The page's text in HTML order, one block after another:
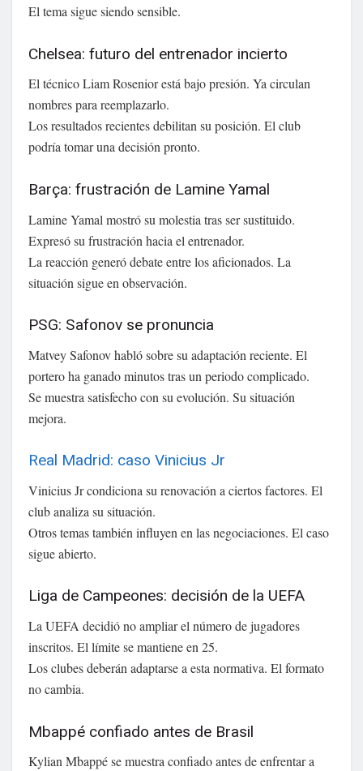
El tema sigue siendo sensible.
Chelsea: futuro del entrenador incierto
El técnico Liam Rosenior está bajo presión. Ya circulan
nombres para reemplazarlo.
Los resultados recientes debilitan su posición. El club
podría tomar una decisión pronto.
Barça: frustración de Lamine Yamal
Lamine Yamal mostró su molestia tras ser sustituido.
Expresó su frustración hacia el entrenador.
La reacción generó debate entre los aficionados. La
situación sigue en observación.
PSG: Safonov se pronuncia
Matvey Safonov habló sobre su adaptación reciente. El
portero ha ganado minutos tras un periodo complicado.
Se muestra satisfecho con su evolución. Su situación
mejora.
Real Madrid: caso Vinicius Jr
Vinicius Jr condiciona su renovación a ciertos factores. El
club analiza su situación.
Otros temas también influyen en las negociaciones. El caso
sigue abierto.
Liga de Campeones: decisión de la UEFA
La UEFA decidió no ampliar el número de jugadores
inscritos. El límite se mantiene en 25.
Los clubes deberán adaptarse a esta normativa. El formato
no cambia.
Mbappé confiado antes de Brasil
Kylian Mbappé se muestra confiado antes de enfrentar a